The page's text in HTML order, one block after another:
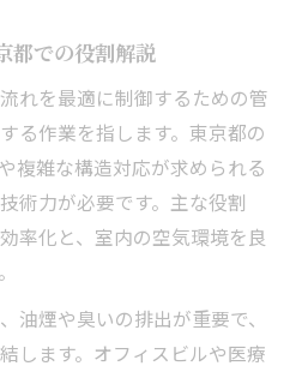
都での役割解説
れを最適に制御するための管
る作業を指します。東京都の
複雑な構造対応が求められる
術力が必要です。主な役割
率化と、室内の空気環境を良
油煙や臭いの排出が重要で、
します。オフィスビルや医療